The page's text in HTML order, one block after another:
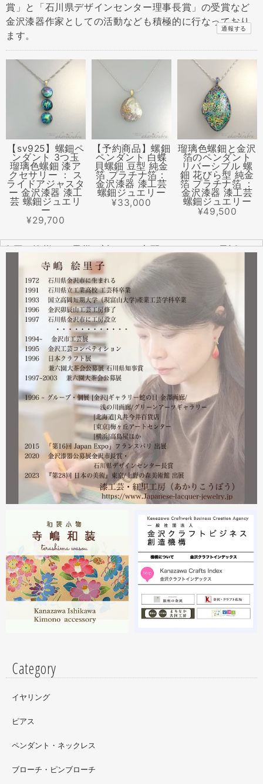
賞」と「石川県デザインセンター理事長賞」の受賞など
金沢漆器作家としての活動なども積極的に行なっており
ます。
通報する
【sv925】螺鈿ペ
ンダント 3つ玉
瑠璃色螺鈿 漆ア
クセサリー ： ス
ライドアジャスタ
ー 金沢漆器 漆工
芸 螺鈿ジュエリ
ー
¥29,700
【予約商品】螺鈿
ペンダント 白蝶
貝螺鈿 豆型 純金
箔 プラチナ箔：
金沢漆器 漆工芸
螺鈿ジュエリー
¥33,000
瑠璃色螺鈿と金沢
箔のペンダント
リバーシブル 螺
鈿 花びら型 純金
箔 プラチナ箔 ：
金沢漆器 漆工芸
螺鈿ジュエリー
¥49,500
全国の皆様より震災に対するご心配のメールやお電話をた
くさんいただきました。ありがとうございます。
幸い紅里工房にはそれほどの被害もなく、ただいま通常の
営業をしております。配送につきましても金沢から発送す
る分につきましては問題ありませんのでご安心ください。
皆様には多大なご心配をおかけしており心苦しいばかりで
はありますが、今後とも紅里工房をどうぞよろしくお願い
いたします。
漆工芸・紅里工房 寺嶋絵里子
2023.02
2月21日から27日まで 仙台三越で開催中の『第22回 金
沢・能登 美味と美技展』に出展しています。会場には作
者本人がおりますのでお近くの方はぜひ遊びにいらしてく
ださい。お待ちしております。
2月19日から23日まで 東京・上野の森美術館で開催中の
『第28回 日本の美術展』に出展しています。
2023.02
昨年初めからT-BASE銀座ギャラリーさんのご依頼で螺鈿
細工のソフビフィギュア装飾のお仕事させていただいてま
す。広面積への螺鈿細工や蒔絵となりますのでかなりの高
額品になりますがご好評のようで嬉しい限りです(^^)写真
はドラマに登場していたキャラクターです。
Category
イヤリング
ピアス
ペンダント・ネックレス
ブローチ・ピンブローチ